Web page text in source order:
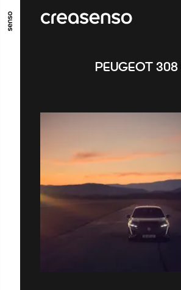
ALLER AU CONTENU PRINCIPAL
ALLER EN BAS DE PAGEPEUGEOT 308